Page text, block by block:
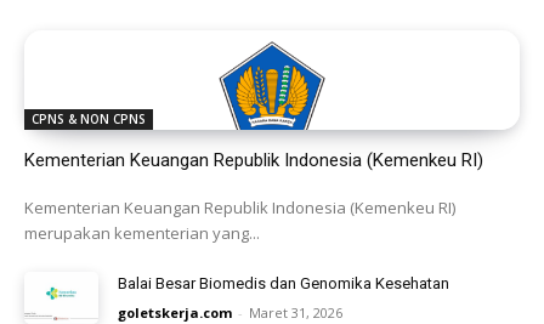
CPNS & NON CPNS
Kementerian Keuangan Republik Indonesia (Kemenkeu RI)
Kementerian Keuangan Republik Indonesia (Kemenkeu RI)
merupakan kementerian yang...
Balai Besar Biomedis dan Genomika Kesehatan
goletskerja.com - Maret 31, 2026